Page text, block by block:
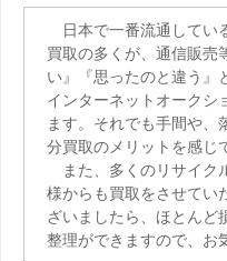
日本で一番流通してい
買取の多くが、通信販売
い』『思ったのと違う』
インターネットオークシ
ます。それでも手間や、
分買取のメリットを感じ
また、多くのリサイク
様からも買取をさせてい
ざいましたら、ほとんど
整理ができますので、お